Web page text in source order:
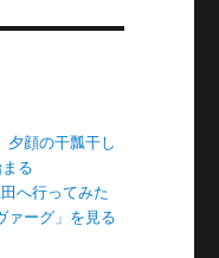
顔の干瓢干し
る
へ行ってみた
ァーグ」を見る